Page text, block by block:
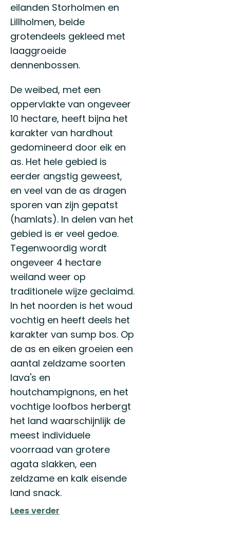
eilanden Storholmen en
Lillholmen, beide
grotendeels gekleed met
laaggroeide
dennenbossen.
De weibed, met een
oppervlakte van ongeveer
10 hectare, heeft bijna het
karakter van hardhout
gedomineerd door eik en
as. Het hele gebied is
eerder angstig geweest,
en veel van de as dragen
sporen van zijn gepatst
(hamlats). In delen van het
gebied is er veel gedoe.
Tegenwoordig wordt
ongeveer 4 hectare
weiland weer op
traditionele wijze geclaimd.
In het noorden is het woud
vochtig en heeft deels het
karakter van sump bos. Op
de as en eiken groeien een
aantal zeldzame soorten
lava's en
houtchampignons, en het
vochtige loofbos herbergt
het land waarschijnlijk de
meest individuele
voorraad van grotere
agata slakken, een
zeldzame en kalk eisende
land snack.
Lees verder